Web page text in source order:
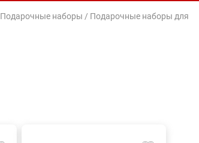
Подарочные наборы / Подарочные наборы для